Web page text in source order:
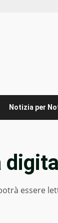
Notizia per
essere